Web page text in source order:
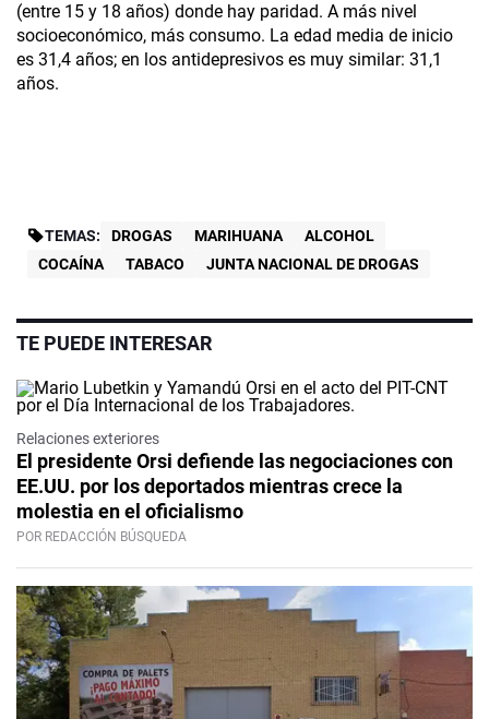
(entre 15 y 18 años) donde hay paridad. A más nivel
socioeconómico, más consumo. La edad media de inicio
es 31,4 años; en los antidepresivos es muy similar: 31,1
años.
TEMAS: DROGAS MARIHUANA
ALCOHOL
COCAÍNA
TABACO JUNTA NACIONAL DE DROGAS
TE PUEDE INTERESAR
Relaciones exteriores
El presidente Orsi defiende las negociaciones con
EE.UU. por los deportados mientras crece la
molestia en el oficialismo
POR REDACCIÓN BÚSQUEDA